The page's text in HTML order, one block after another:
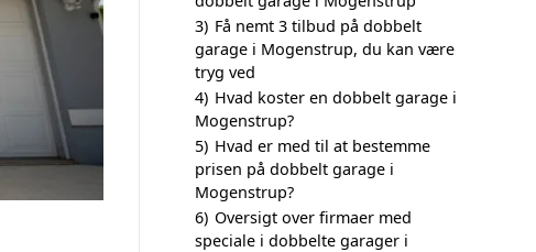
3) Få nemt 3 tilbud på dobbelt
garage i Mogenstrup, du kan være
tryg ved
4) Hvad koster en dobbelt garage i
Mogenstrup?
5) Hvad er med til at bestemme
prisen på dobbelt garage i
Mogenstrup?
6) Oversigt over firmaer med
speciale i dobbelte garager i